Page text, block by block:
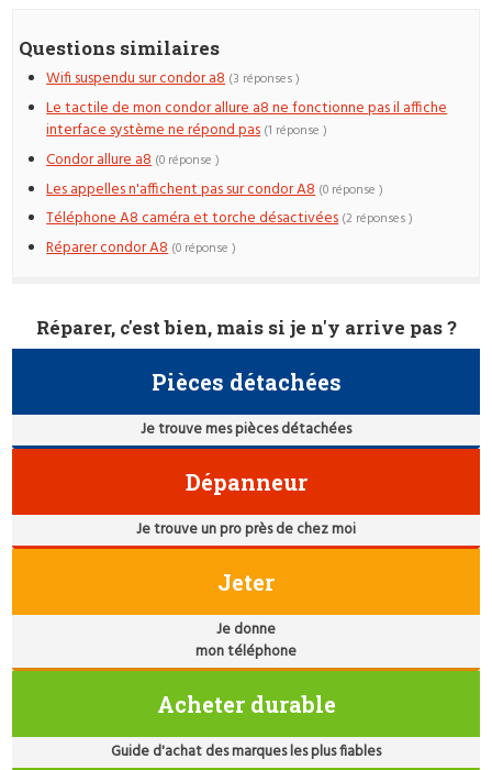
Questions similaires
Wifi suspendu sur condor a8 (3 réponses )
Le tactile de mon condor allure a8 ne fonctionne pas il affiche
interface système ne répond pas (1 réponse )
Condor allure a8 (0 réponse )
Les appelles n'affichent pas sur condor A8 (0 réponse )
Téléphone A8 caméra et torche désactivées (2 réponses )
Réparer condor A8 (0 réponse )
Réparer, c'est bien, mais si je n'y arrive pas ?
Pièces détachées
Je trouve mes pièces détachées
Dépanneur
Je trouve un pro près de chez moi
Jeter
Je donne
mon téléphone
Acheter durable
Guide d'achat des marques les plus fiables